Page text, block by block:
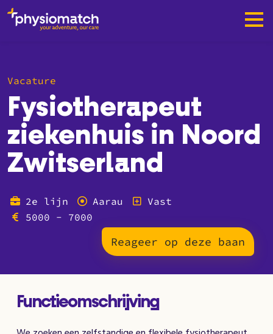
Vacature
Fysiotherapeut
ziekenhuis in Noord
Zwitserland
2e lijn Aarau
Vast
5000 - 7000
Reageer op deze baan
Functieomschrijving